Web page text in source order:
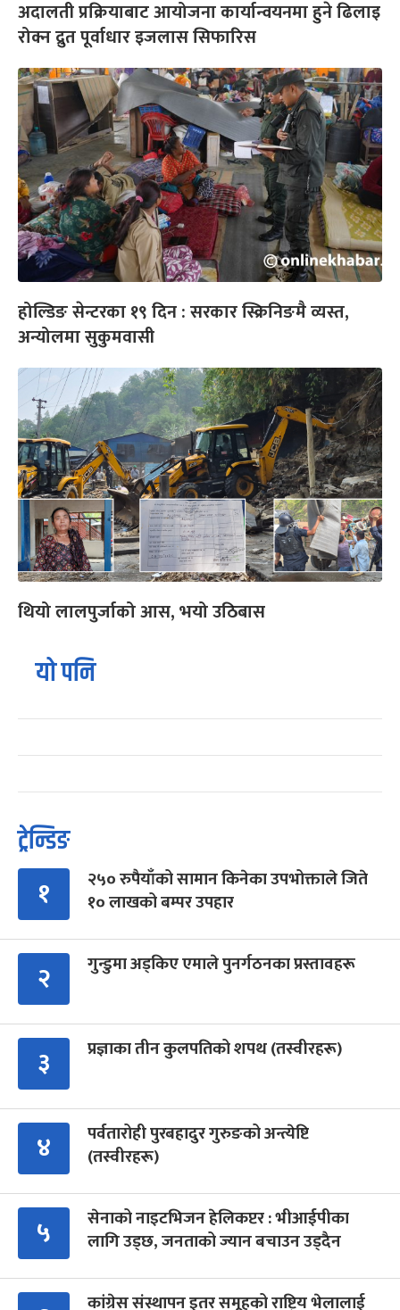
अदालती प्रक्रियाबाट आयोजना कार्यान्वयनमा हुने ढिलाइ
रोक्न द्रुत पूर्वाधार इजलास सिफारिस
होल्डिङ सेन्टरका १९ दिन : सरकार स्क्रिनिङमै व्यस्त,
अन्योलमा सुकुमवासी
थियो लालपुर्जाको आस, भयो उठिबास
यो पनि
ट्रेन्डिङ
१
२५० रुपैयाँको सामान किनेका उपभोक्ताले जिते
१० लाखको बम्पर उपहार
२ गुन्डुमा अड्किए एमाले पुनर्गठनका प्रस्तावहरू
३ प्रज्ञाका तीन कुलपतिको शपथ (तस्वीरहरू)
४
पर्वतारोही पुरबहादुर गुरुङको अन्त्येष्टि
(तस्वीरहरू)
५
सेनाको नाइटभिजन हेलिकप्टर : भीआईपीका
लागि उड्छ, जनताको ज्यान बचाउन उड्दैन
कांग्रेस संस्थापन इतर समूहको राष्ट्रिय भेलालाई